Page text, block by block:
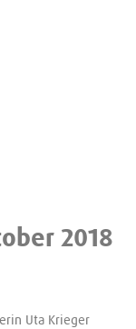
2018
Uta Krieger